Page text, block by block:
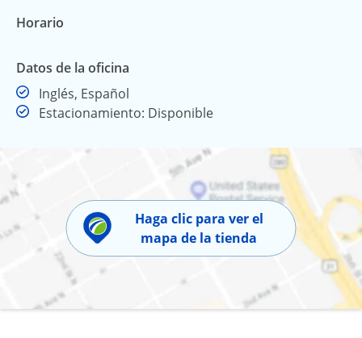
Horario
Datos de la oficina
Inglés, Español
Estacionamiento: Disponible
Haga clic para ver el
mapa de la tienda